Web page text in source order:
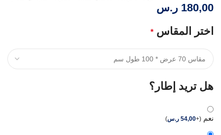
180,00 ر.س
اختر المقاس *
هل تريد إطار؟
نعم (
+
54,00 ر.س)